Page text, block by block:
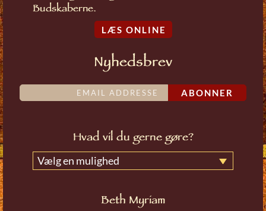
Budskaberne.
LÆS ONLINE
Nyhedsbrev
ABONNER
Hvad vil du gerne gøre?
Vælg en mulighed
Beth Myriam